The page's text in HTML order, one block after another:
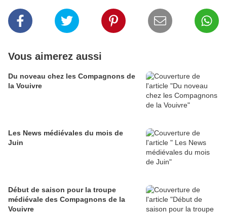
Vous aimerez aussi
Du noveau chez les Compagnons de
la Vouivre
Les News médiévales du mois de
Juin
Début de saison pour la troupe
médiévale des Compagnons de la
Vouivre